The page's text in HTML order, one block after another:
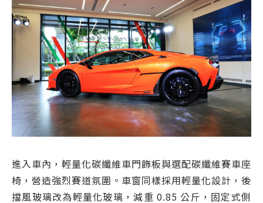
進入車內，輕量化碳纖維車門飾板與選配碳纖維賽車座
椅，營造強烈賽道氛圍。車窗同樣採用輕量化設計，後
擋風玻璃改為輕量化玻璃，減重 0.85 公斤，固定式側